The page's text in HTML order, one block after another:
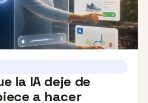
la IA deje de
a hacer